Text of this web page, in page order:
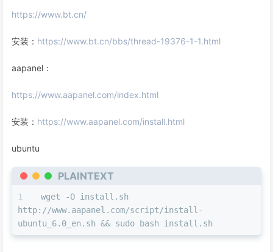
https://www.bt.cn/
安装： https://www.bt.cn/bbs/thread-19376-1-1.html
aapanel：
https://www.aapanel.com/index.html
安装： https://www.aapanel.com/install.html
ubuntu
PLAINTEXT
wget -O install.sh
http://www.aapanel.com/script/install-
ubuntu_6.0_en.sh && sudo bash install.sh